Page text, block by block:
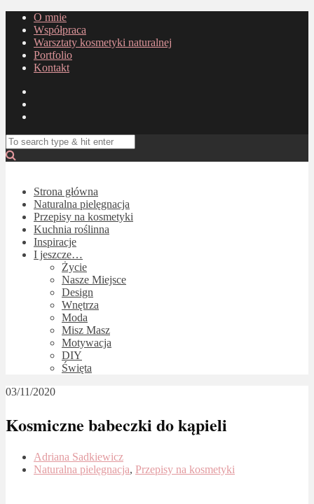
O mnie
Współpraca
Warsztaty kosmetyki naturalnej
Portfolio
Kontakt
Strona główna
Naturalna pielęgnacja
Przepisy na kosmetyki
Kuchnia roślinna
Inspiracje
I jeszcze…
Życie
Nasze Miejsce
Design
Wnętrza
Moda
Misz Masz
Motywacja
DIY
Święta
03/11/2020
Kosmiczne babeczki do kąpieli
Adriana Sadkiewicz
Naturalna pielęgnacja, Przepisy na kosmetyki